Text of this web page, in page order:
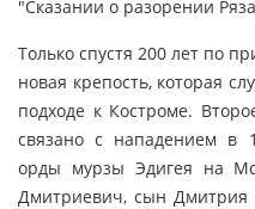
"Сказании о разорении
Только спустя 200 лет по
новая крепость, которая
подходе к Костроме.
связано с нападением в
орды мурзы Эдигея на
Дмитриевич, сын Дмитрия